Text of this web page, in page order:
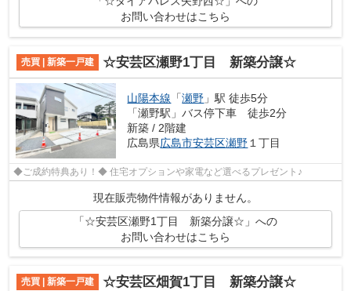
お問い合わせはこちら
売買 | 新築一戸建 ☆安芸区瀬野1丁目 新築分譲☆
山陽本線 「瀬野 」駅 徒歩5分
「瀬野駅」バス停下車 徒歩2分
新築 / 2階建
広島県広島市安芸区瀬野 １丁目
◆ご成約特典あり！◆ 住宅オプションや家電など選べるプレゼント♪
現在販売物件情報がありません。
「☆安芸区瀬野1丁目 新築分譲☆」への
お問い合わせはこちら
売買 | 新築一戸建 ☆安芸区畑賀1丁目 新築分譲☆